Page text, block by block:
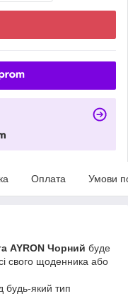
Оплата Умови
AYRON Чорний буде
свого щоденника або
будь-який тип